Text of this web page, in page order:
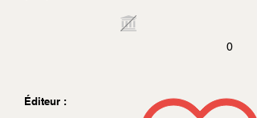
0
Éditeur :